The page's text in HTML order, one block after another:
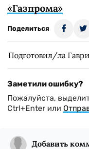
«Газпрома»
Поделиться
Подготовил/ла
Заметили ошибку?
Пожалуйста,
Ctrl+Enter или
Добавить